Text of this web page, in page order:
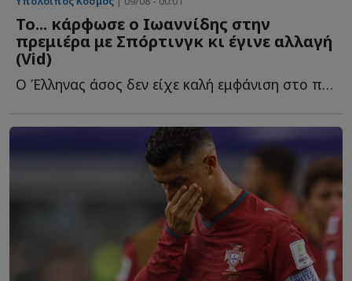
Το... κάρφωσε ο Ιωαννίδης στην
πρεμιέρα με Σπόρτινγκ κι έγινε αλλαγή
(Vid)
Ο Έλληνας άσος δεν είχε καλή εμφάνιση στο παιχνίδι τ...